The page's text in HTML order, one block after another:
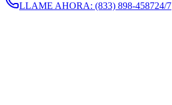
LLAME AHORA: (833) 898-458724/7